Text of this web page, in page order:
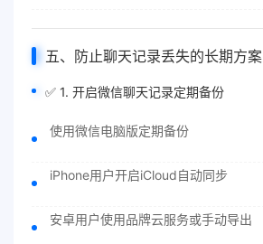
五、防止聊天记录丢失的长期方案
✅ 1. 开启微信聊天记录定期备份
使用微信电脑版定期备份
iPhone用户开启iCloud自动同步
安卓用户使用品牌云服务或手动导出